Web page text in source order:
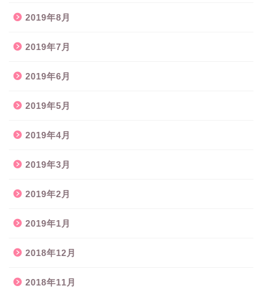
2019年8月
2019年7月
2019年6月
2019年5月
2019年4月
2019年3月
2019年2月
2019年1月
2018年12月
2018年11月